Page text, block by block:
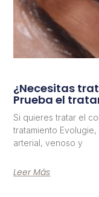
¿Necesitas
Prueba el
Si quieres tratar el
tratamiento
arterial, venoso y
Leer Más